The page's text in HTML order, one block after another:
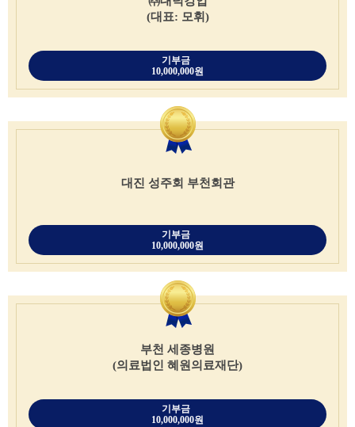
(대표: 모휘)
기부금
10,000,000원
대진 성주회 부천회관
기부금
10,000,000원
부천 세종병원
(의료법인 혜원의료재단)
기부금
10,000,000원